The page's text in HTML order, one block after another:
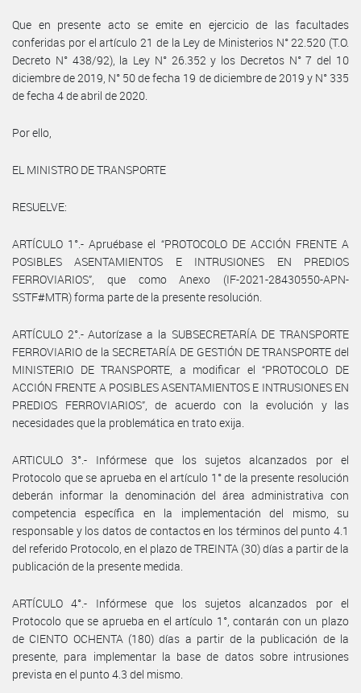
Que en presente acto se emite en ejercicio de las facultades
conferidas por el artículo 21 de la Ley de Ministerios N° 22.520 (T.O.
Decreto N° 438/92), la Ley N° 26.352 y los Decretos N° 7 del 10
diciembre de 2019, N° 50 de fecha 19 de diciembre de 2019 y N° 335
de fecha 4 de abril de 2020.
Por ello,
EL MINISTRO DE TRANSPORTE
RESUELVE:
ARTÍCULO 1°.- Apruébase el “PROTOCOLO DE ACCIÓN FRENTE A
POSIBLES ASENTAMIENTOS E INTRUSIONES EN PREDIOS
FERROVIARIOS”, que como Anexo (IF-2021-28430550-APN-
SSTF#MTR) forma parte de la presente resolución.
ARTÍCULO 2°.- Autorízase a la SUBSECRETARÍA DE TRANSPORTE
FERROVIARIO de la SECRETARÍA DE GESTIÓN DE TRANSPORTE del
MINISTERIO DE TRANSPORTE, a modificar el “PROTOCOLO DE
ACCIÓN FRENTE A POSIBLES ASENTAMIENTOS E INTRUSIONES EN
PREDIOS FERROVIARIOS”, de acuerdo con la evolución y las
necesidades que la problemática en trato exija.
ARTICULO 3°.- Infórmese que los sujetos alcanzados por el
Protocolo que se aprueba en el artículo 1° de la presente resolución
deberán informar la denominación del área administrativa con
competencia específica en la implementación del mismo, su
responsable y los datos de contactos en los términos del punto 4.1
del referido Protocolo, en el plazo de TREINTA (30) días a partir de la
publicación de la presente medida.
ARTÍCULO 4°.- Infórmese que los sujetos alcanzados por el
Protocolo que se aprueba en el artículo 1°, contarán con un plazo
de CIENTO OCHENTA (180) días a partir de la publicación de la
presente, para implementar la base de datos sobre intrusiones
prevista en el punto 4.3 del mismo.